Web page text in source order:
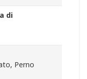
di
Perno